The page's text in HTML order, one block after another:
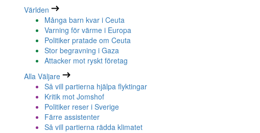
Världen
Många barn kvar i Ceuta
Varning för värme i Europa
Politiker pratade om Ceuta
Stor begravning i Gaza
Attacker mot ryskt företag
Alla Väljare
Så vill partierna hjälpa flyktingar
Kritik mot Jomshof
Politiker reser i Sverige
Färre assistenter
Så vill partierna rädda klimatet